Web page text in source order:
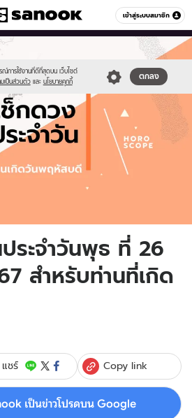
เข้าสู่ระบบสมาชิก
หมวดอื่นๆ
ณ์การใช้งานที่ดีที่สุดบน เว็บไซต์
เป็นส่วนตัว และ นโยบายคุกกี้
ตกลง
logo-
daily-
ระจำวันพุธ ที่ 26
สำหรับท่านที่เกิด
แชร์ Copy link
เป็นข่าวโปรดบน Google